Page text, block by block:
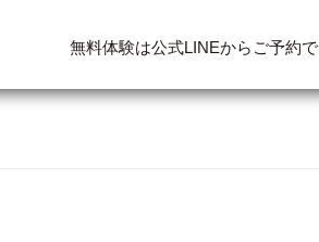
無料体験は公式LINEからご予約